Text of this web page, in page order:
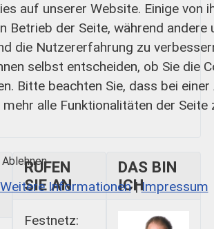
RUFEN
SIE AN
Festnetz:
DAS BIN
ICH
auf unserer Website. Einige von
Betrieb der Seite, während andere
die Nutzererfahrung zu
selbst entscheiden, ob Sie die
Bitte beachten Sie, dass bei einer
alle Funktionalitäten der Seite
Ablehnen
Weitere Informationen|Impressum